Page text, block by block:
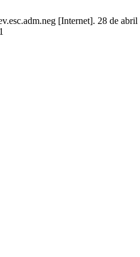
[Internet]. 28 de